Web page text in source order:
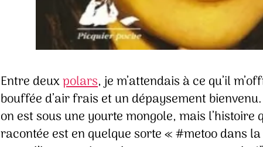
Entre deuxpolars, je m’attendais à ce qu’il
bouffée d’air frais et un dépaysement
on est sous une yourte mongole, mais l’histoire
racontée est en quelque sorte « #metoo dans